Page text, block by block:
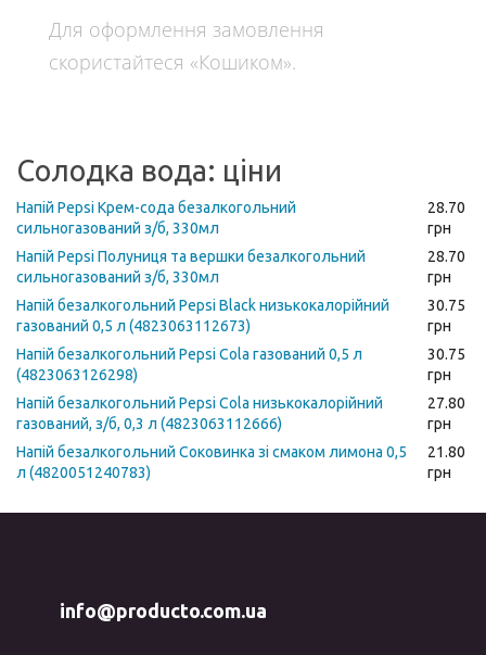
Для оформлення замовлення
скористайтеся «Кошиком».
Солодка вода: ціни
Напій Pepsi Крем-сода безалкогольний
сильногазований з/б, 330мл
28.70
грн
Напій Pepsi Полуниця та вершки безалкогольний
сильногазований з/б, 330мл
28.70
грн
Напій безалкогольний Pepsi Black низькокалорійний
газований 0,5 л (4823063112673)
30.75
грн
Напій безалкогольний Pepsi Cola газований 0,5 л
(4823063126298)
30.75
грн
Напій безалкогольний Pepsi Cola низькокалорійний
газований, з/б, 0,3 л (4823063112666)
27.80
грн
Напій безалкогольний Соковинка зі смаком лимона 0,5
л (4820051240783)
21.80
грн
info@producto.com.ua